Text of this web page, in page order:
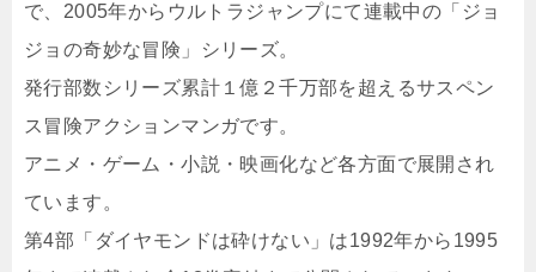
で、2005年からウルトラジャンプにて連載中の「ジョ
ジョの奇妙な冒険」シリーズ。
発行部数シリーズ累計１億２千万部を超えるサスペン
ス冒険アクションマンガです。
アニメ・ゲーム・小説・映画化など各方面で展開され
ています。
第4部「ダイヤモンドは砕けない」は1992年から1995